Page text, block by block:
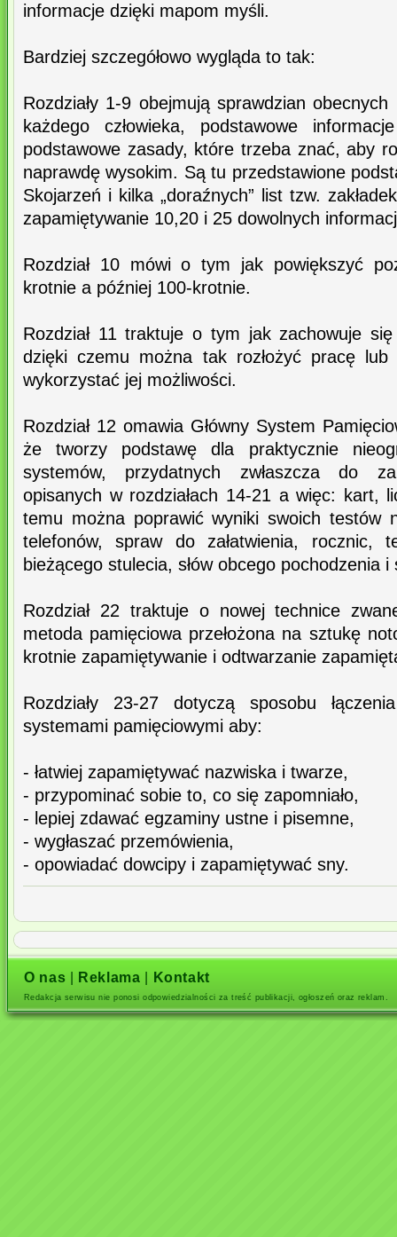
informacje dzięki mapom myśli.
Bardziej szczegółowo wygląda to tak:
Rozdziały 1-9 obejmują sprawdzian
każdego człowieka, podstawowe
podstawowe zasady, które trzeba znać, aby
naprawdę wysokim. Są tu przedstawione
Skojarzeń i kilka „doraźnych” list tzw.
zapamiętywanie 10,20 i 25 dowolnych
Rozdział 10 mówi o tym jak powiększyć
krotnie a później 100-krotnie.
Rozdział 11 traktuje o tym jak zachowuje
dzięki czemu można tak rozłożyć pracę
wykorzystać jej możliwości.
Rozdział 12 omawia Główny System
że tworzy podstawę dla praktycznie
systemów, przydatnych zwłaszcza do
opisanych w rozdziałach 14-21 a więc: kart,
temu można poprawić wyniki swoich testów
telefonów, spraw do załatwienia, rocznic,
bieżącego stulecia, słów obcego pochodzenia i
Rozdział 22 traktuje o nowej technice
metoda pamięciowa przełożona na sztukę
krotnie zapamiętywanie i odtwarzanie
Rozdziały 23-27 dotyczą sposobu
systemami pamięciowymi aby:
- łatwiej zapamiętywać nazwiska i twarze,
- przypominać sobie to, co się zapomniało,
- lepiej zdawać egzaminy ustne i pisemne,
- wygłaszać przemówienia,
- opowiadać dowcipy i zapamiętywać sny.
O nas Reklama Kontakt
Redakcja serwisu nie ponosi odpowiedzialności za treść publikacji, ogłoszeń oraz reklam.